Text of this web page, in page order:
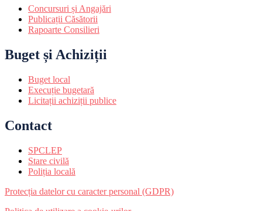
Concursuri și Angajări
Publicații Căsătorii
Rapoarte Consilieri
Buget și Achiziții
Buget local
Execuție bugetară
Licitații achiziții publice
Contact
SPCLEP
Stare civilă
Poliția locală
Protecția datelor cu caracter personal (GDPR)